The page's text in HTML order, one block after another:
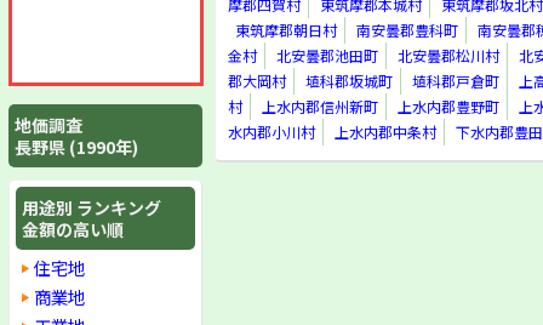
摩郡四賀村
東筑摩郡本城村
東筑摩郡坂北村
東筑摩郡朝日村
南安曇郡豊科町
南安曇郡
金村
北安曇郡池田町 北安曇郡松川村
北
郡大岡村
埴科郡坂城町 埴科郡戸倉町
上
村
上水内郡信州新町 上水内郡豊野町
上
水内郡小川村
上水内郡中条村 下水内郡豊
下伊那郡根羽村
下伊那郡下條村
下伊那郡売木村
下伊那郡天龍村
下伊那郡泰阜村
下伊那郡喬木村
下伊那郡豊丘村
下伊那郡大鹿村
下伊那郡上村
下伊那郡南信濃村
木曽郡木曽福島町
地価調査
長野県 (1990年)
用途別 ランキング
金額の高い順
住宅地
商業地